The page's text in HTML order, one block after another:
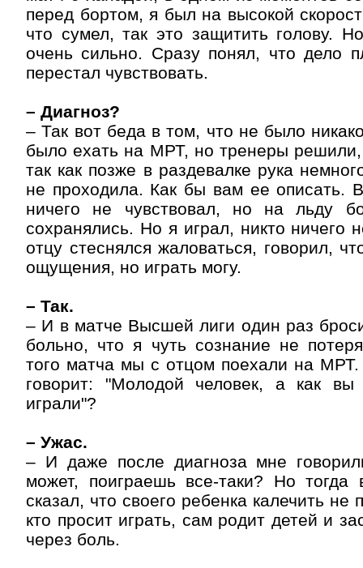
перед бортом, я был на высокой
что сумел, так это защитить голову.
очень сильно. Сразу понял, что дело
перестал чувствовать.
– Диагноз?
– Так вот беда в том, что не было
было ехать на МРТ, но тренеры
так как позже в раздевалке рука
не проходила. Как бы вам ее описать.
ничего не чувствовал, но на льду
сохранялись. Но я играл, никто ничего
отцу стеснялся жаловаться, говорил,
ощущения, но играть могу.
– Так.
– И в матче Высшей лиги один раз
больно, что я чуть сознание не
того матча мы с отцом поехали на
говорит: "Молодой человек, а как
играли"?
– Ужас.
– И даже после диагноза мне
может, поиграешь все-таки? Но
сказал, что своего ребенка калечить не
кто просит играть, сам родит детей и
через боль.